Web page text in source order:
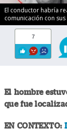
El conductor habría
comunicación con
7
El hombre
que fue
EN CONTEXTO: